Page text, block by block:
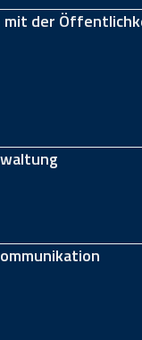
mit der